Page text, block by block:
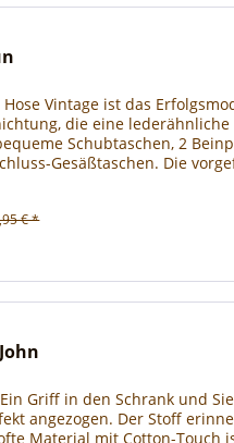
Vintage ist das
die eine
Schubtaschen, 2
Gesäßtaschen. Die
€ *
Griff in den Schrank und
angezogen. Der Stoff
Material mit Cotton-Touch